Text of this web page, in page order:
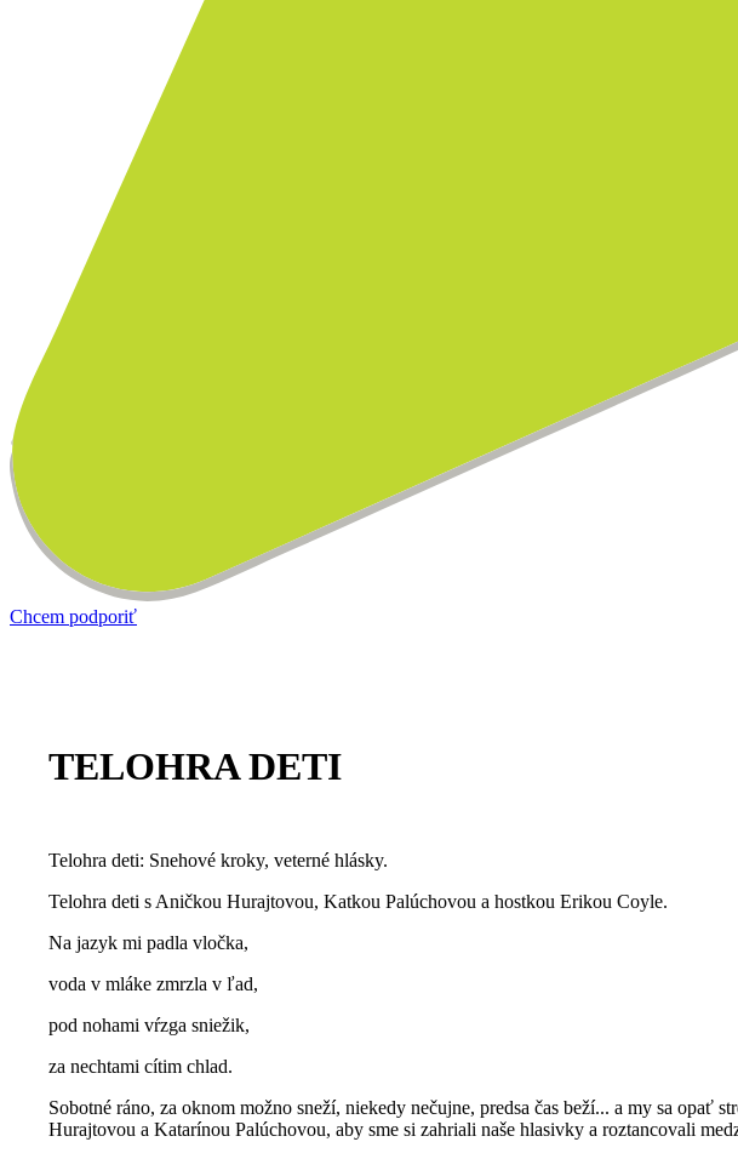
Chcem podporiť
TELOHRA DETI
Telohra deti: Snehové kroky, veterné hlásky.
Telohra deti s Aničkou Hurajtovou, Katkou Palúchovou a hostkou Erikou Coyle.
Na jazyk mi padla vločka,
voda v mláke zmrzla v ľad,
pod nohami vŕzga sniežik,
za nechtami cítim chlad.
Sobotné ráno, za oknom možno sneží, niekedy nečujne, predsa čas beží... a my sa
Hurajtovou a Katarínou Palúchovou, aby sme si zahriali naše hlasivky a roztancovali